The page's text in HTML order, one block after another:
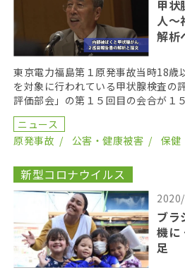
甲状
人〜
解析
東京電力福島第１原発事故当時18歳
を対象に行われている甲状腺検査の
評価部会」の第１５回目の会合が１
これから約1年間かけて、３巡目の
ニュース
原発事故
公害・健康被害 保健
新型コロナウイルス
ブラ
機に
足